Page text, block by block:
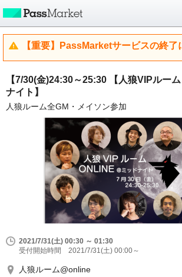
【重要】PassMarketサービスの終了
【7/30(金)24:30～25:30 【人狼VIPルー
ナイト】
人狼ルーム全GM・メイソン参加
2021/7/31(土) 00:30 ～ 01:30
受付開始時間 2021/7/31(土) 00:00～
人狼ルーム@online